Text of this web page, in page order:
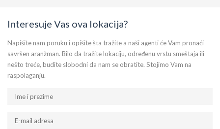
Interesuje Vas ova lokacija?
Napišite nam poruku i opišite šta tražite a naši agenti će Vam pronaći
savršen aranžman. Bilo da tražite lokaciju, određenu vrstu smeštaja ili
nešto treće, budite slobodni da nam se obratite. Stojimo Vam na
raspolaganju.